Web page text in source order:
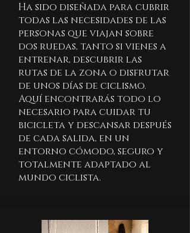
Ha sido diseñada para cubrir
todas las necesidades de las
personas que viajan sobre
dos ruedas, tanto si vienes a
entrenar, descubrir las
rutas de la zona o disfrutar
de unos días de ciclismo.
Aquí encontrarás todo lo
necesario para cuidar tu
bicicleta y descansar después
de cada salida, en un
entorno cómodo, seguro y
totalmente adaptado al
mundo ciclista.